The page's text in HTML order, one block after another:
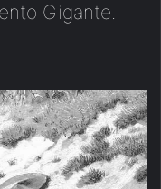
Gigante.